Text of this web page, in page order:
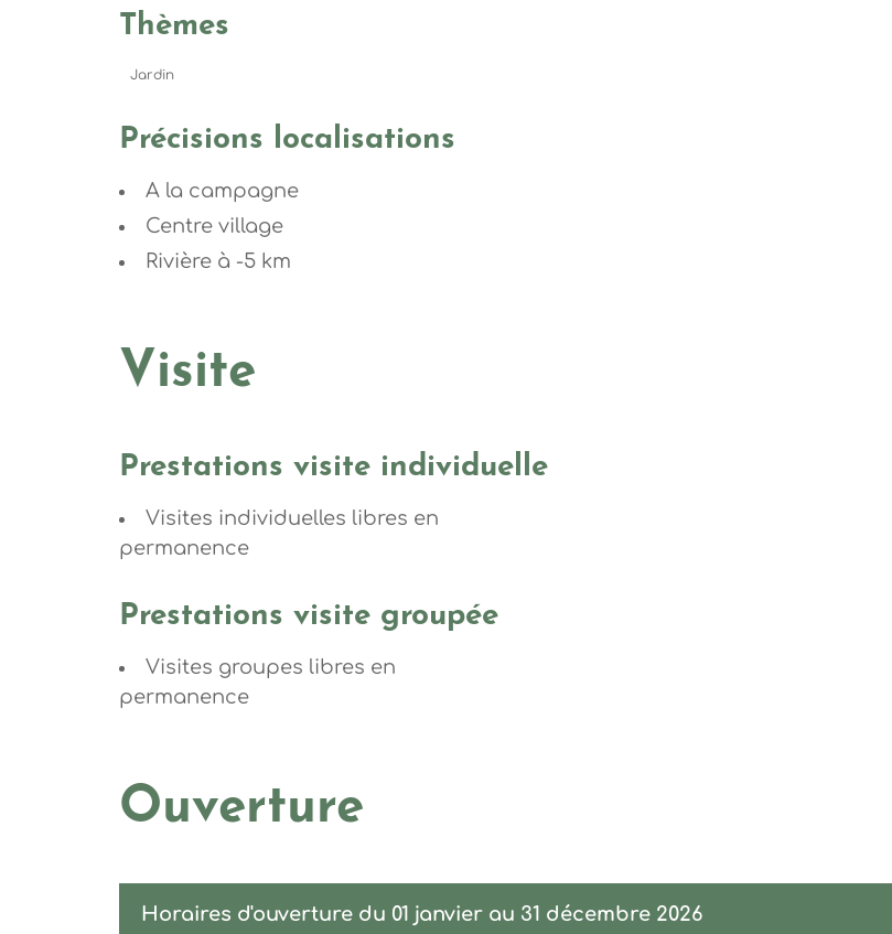
Thèmes
Jardin
Précisions localisations
A la campagne
Centre village
Rivière à -5 km
Visite
Prestations visite individuelle
Visites individuelles libres en
permanence
Prestations visite groupée
Visites groupes libres en
permanence
Ouverture
Horaires d'ouverture du 01 janvier au 31 décembre 2026